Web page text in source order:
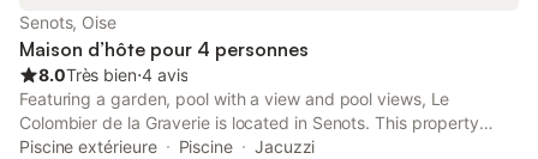
Senots, Oise
Maison d’hôte pour 4 personnes
8.0Très bien⋅4 avis
Featuring a garden, pool with a view and pool views, Le
Colombier de la Graverie is located in Senots. This property
offers access to a terrace and free private parking. Outdoor
Piscine extérieure Piscine
Jacuzzi